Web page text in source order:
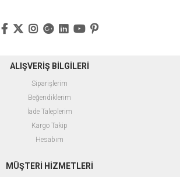
ALIŞVERİŞ BİLGİLERİ
Siparişlerim
Beğendiklerim
İade Taleplerim
Kargo Takip
Hesabım
MÜŞTERİ HİZMETLERİ